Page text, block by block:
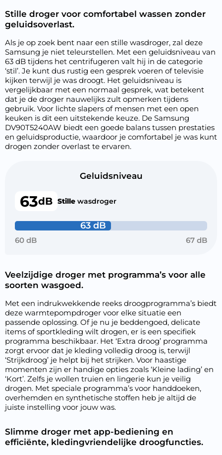
Stille droger voor comfortabel wassen zonder
geluidsoverlast.
Als je op zoek bent naar een stille wasdroger, zal deze
Samsung je niet teleurstellen. Met een geluidsniveau van
63 dB tijdens het centrifugeren valt hij in de categorie
‘stil’. Je kunt dus rustig een gesprek voeren of televisie
kijken terwijl je was droogt. Het geluidsniveau is
vergelijkbaar met een normaal gesprek, wat betekent
dat je de droger nauwelijks zult opmerken tijdens
gebruik. Voor lichte slapers of mensen met een open
keuken is dit een uitstekende keuze. De Samsung
DV90T5240AW biedt een goede balans tussen prestaties
en geluidsproductie, waardoor je comfortabel je was kunt
drogen zonder overlast te ervaren.
Geluidsniveau
63dB Stille wasdroger
63 dB
60 dB 67 dB
Veelzijdige droger met programma’s voor alle
soorten wasgoed.
Met een indrukwekkende reeks droogprogramma’s biedt
deze warmtepompdroger voor elke situatie een
passende oplossing. Of je nu je beddengoed, delicate
items of sportkleding wilt drogen, er is een specifiek
programma beschikbaar. Het ‘Extra droog’ programma
zorgt ervoor dat je kleding volledig droog is, terwijl
‘Strijkdroog’ je helpt bij het strijken. Voor haastige
momenten zijn er handige opties zoals ‘Kleine lading’ en
‘Kort’. Zelfs je wollen truien en lingerie kun je veilig
drogen. Met speciale programma’s voor handdoeken,
overhemden en synthetische stoffen heb je altijd de
juiste instelling voor jouw was.
Slimme droger met app-bediening en
efficiënte, kledingvriendelijke droogfuncties.